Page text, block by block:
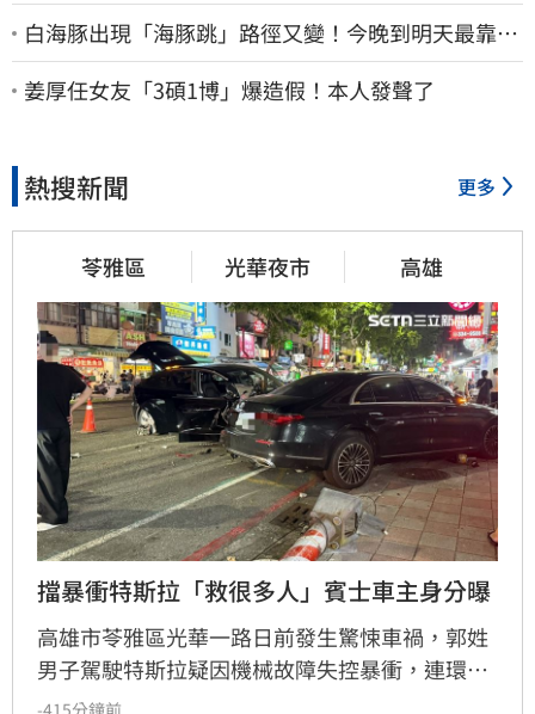
白海豚出現「海豚跳」路徑又變！今晚到明天最靠
近 風雨搖滾區曝光
姜厚任女友「3碩1博」爆造假！本人發聲了
熱搜新聞 更多
苓雅區 光華夜市 高雄
擋暴衝特斯拉「救很多人」賓士車主身分曝
高雄市苓雅區光華一路日前發生驚悚車禍，郭姓
男子駕駛特斯拉疑因機械故障失控暴衝，連環撞
擊12輛汽機車及單車，所幸僅造成3人輕傷。肇